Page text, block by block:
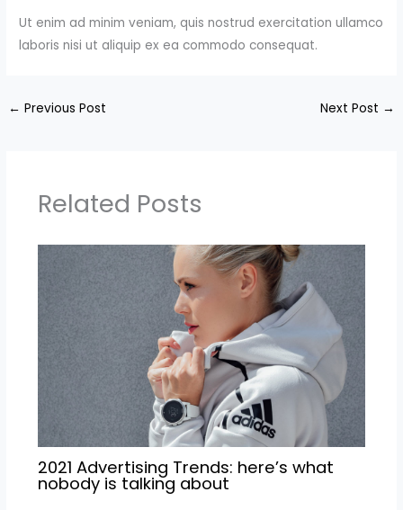
Ut enim ad minim veniam, quis nostrud exercitation ullamco
laboris nisi ut aliquip ex ea commodo consequat.
← Previous Post Next Post →
Related Posts
2021 Advertising Trends: here’s what
nobody is talking about